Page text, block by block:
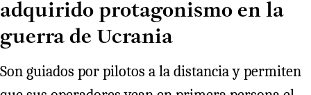
adquirido protagonismo en la
guerra de Ucrania
Son guiados por pilotos a la distancia y permiten